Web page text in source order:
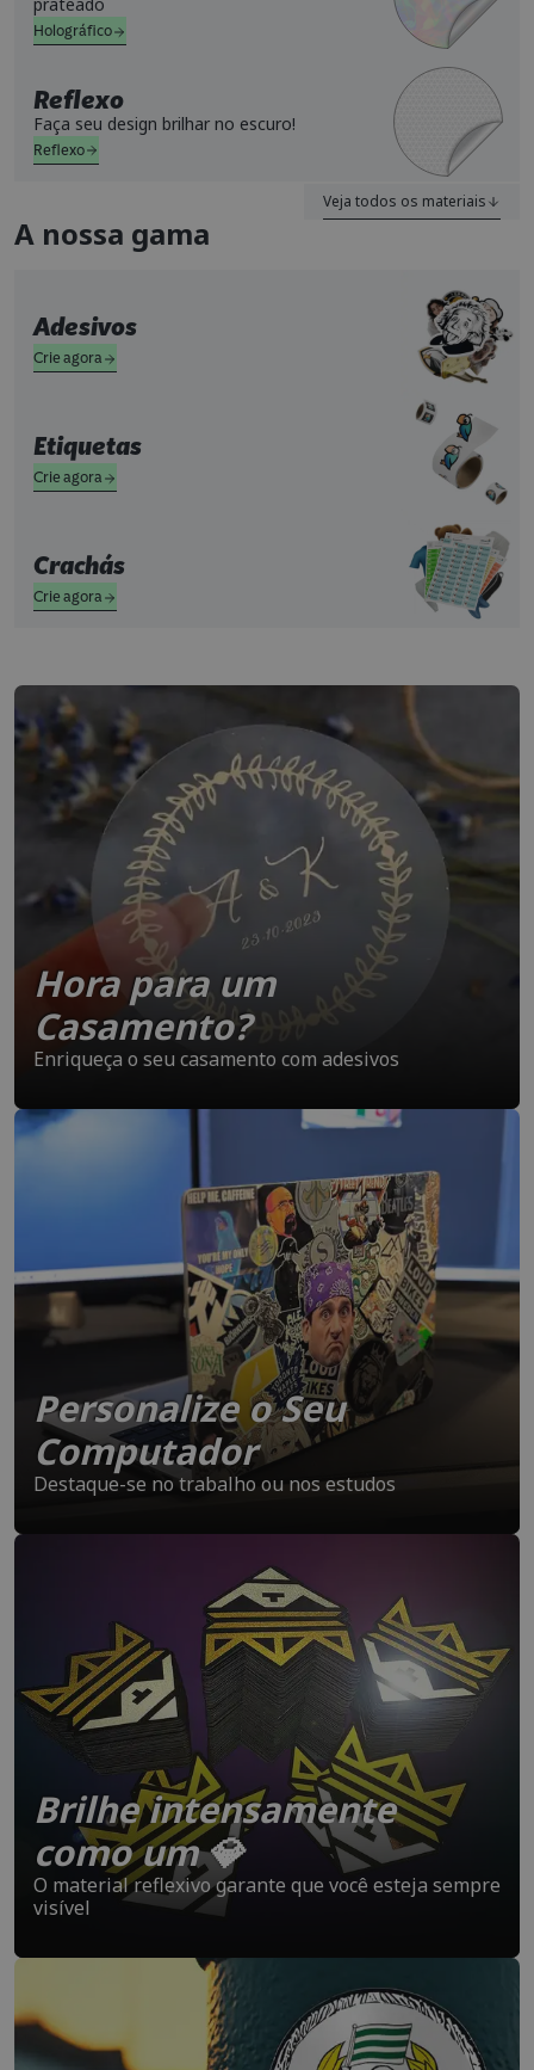
Holográfico
Reflexo
Faça seu design brilhar no escuro!
Reflexo
Veja todos os materiais
A nossa gama
Adesivos
Crie agora
Etiquetas
Crie agora
Crachás
Crie agora
Hora para um
Casamento?
Enriqueça o seu casamento com adesivos
Personalize o Seu
Computador
Destaque-se no trabalho ou nos estudos
Brilhe intensamente
como um 💎
O material reflexivo garante que você esteja sempre
visível